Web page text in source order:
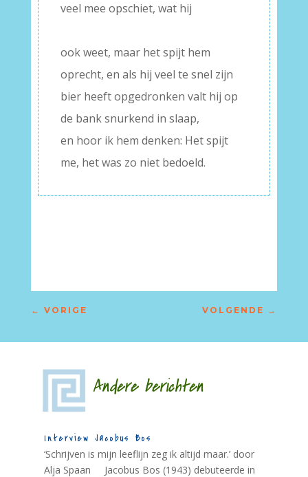
veel mee opschiet, wat hij
ook weet, maar het spijt hem
oprecht, en als hij veel te snel zijn
bier heeft opgedronken valt hij op
de bank snurkend in slaap,
en hoor ik hem denken: Het spijt
me, het was zo niet bedoeld.
← VORIGE VOLGENDE →
Andere berichten
Interview Jacobus Bos
‘Schrijven is mijn leeflijn zeg ik altijd maar.’ door
Alja Spaan Jacobus Bos (1943) debuteerde in